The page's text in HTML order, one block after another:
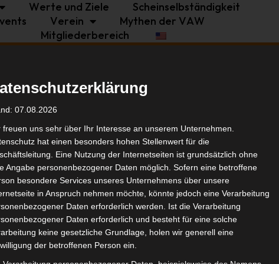
Werte und Ziele
Scheinselbständigkeit
Verein
Mythen der VAW
Mitgliederbereich
07.08.2026
freuen uns sehr über Ihr Interesse an unserem Unternehmen.
hat einen besonders hohen Stellenwert für die
Eine Nutzung der Internetseiten ist grundsätzlich ohne
Angabe personenbezogener Daten möglich. Sofern eine betroffene
besondere Services unseres Unternehmens über unsere
in Anspruch nehmen möchte, könnte jedoch eine Verarbeitung
Daten erforderlich werden. Ist die Verarbeitung
Daten erforderlich und besteht für eine solche
keine gesetzliche Grundlage, holen wir generell eine
der betroffenen Person ein.